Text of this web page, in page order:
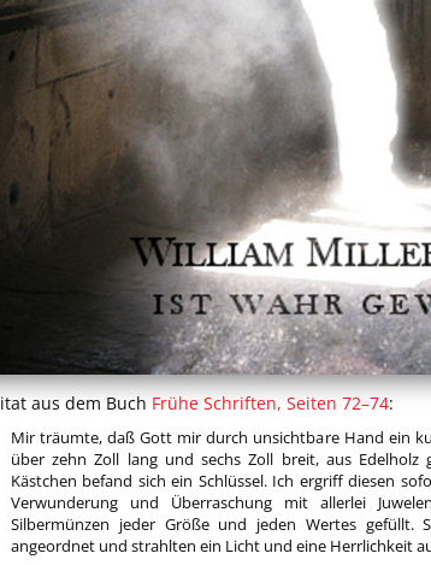
itat aus dem Buch Frühe Schriften, Seiten 72–74:
Mir träumte, daß Gott mir durch unsichtbare Hand ein
über zehn Zoll lang und sechs Zoll breit, aus
Kästchen befand sich ein Schlüssel. Ich ergriff diesen
Verwunderung und Überraschung mit allerlei
Silbermünzen jeder Größe und jeden Wertes gefüllt.
angeordnet und strahlten ein Licht und eine Herrlichkeit